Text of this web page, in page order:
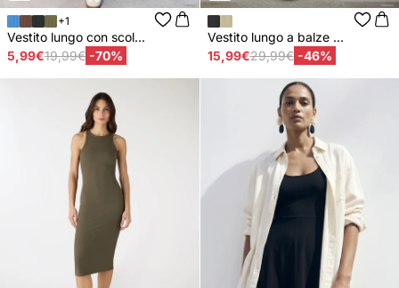
+1
Vestito lungo con scol...
5,99€19,99€ -70%
Vestito lungo a balze ...
15,99€29,99€ -46%